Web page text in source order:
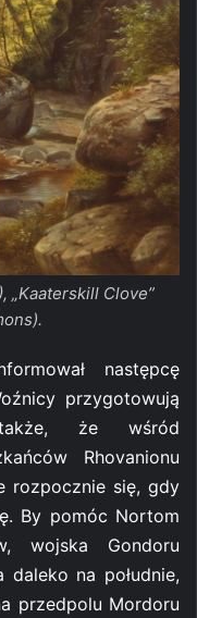
„Kaaterskill Clove”
następcę
przygotowują
że wśród
Rhovanionu
rozpocznie się, gdy
By pomóc Nortom
wojska Gondoru
daleko na południe,
przedpolu Mordoru